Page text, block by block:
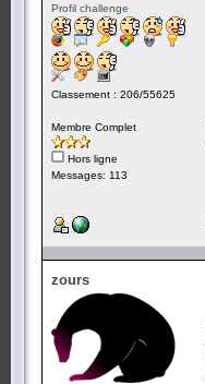
Profil challenge
Classement : 206/55625
Membre Complet
Hors ligne
Messages: 113
zours